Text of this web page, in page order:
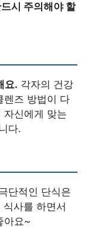
시 주의해야 할
요. 각자의 건강
렌즈 방법이 다
자신에게 맞는
다.
단적인 단식은
사를 하면서
아요~